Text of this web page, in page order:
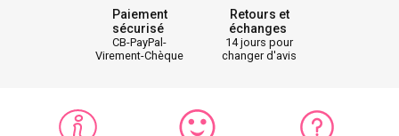
Paiement
sécurisé
CB-PayPal-
Virement-Chèque
Retours et
échanges
14 jours pour
changer d'avis